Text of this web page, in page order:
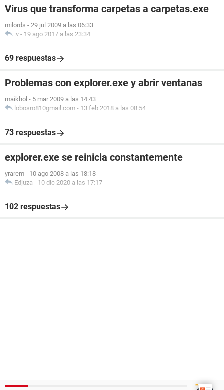
Virus que transforma carpetas a carpetas.exe
milords - 29 jul 2009 a las 06:33
:v - 19 ago 2017 a las 23:34
69 respuestas
Problemas con explorer.exe y abrir ventanas
maikhol - 5 mar 2009 a las 14:43
lobosro810gmail.com - 13 feb 2018 a las 08:54
73 respuestas
explorer.exe se reinicia constantemente
yrarem - 10 ago 2008 a las 18:18
Edjuza - 10 dic 2020 a las 17:17
102 respuestas